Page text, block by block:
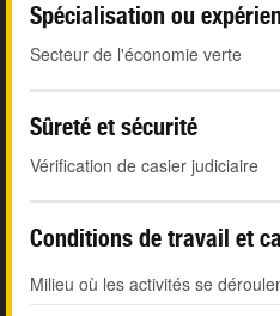
Spécialisation ou
Secteur de l'économie verte
Sûreté et sécurité
Vérification de casier judiciaire
Conditions de travail et
Milieu où les activités se